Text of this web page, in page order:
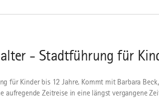
- Stadtführung für
für Kinder bis 12 Jahre. Kommt mit Barbara
aufregende Zeitreise in eine längst vergangene